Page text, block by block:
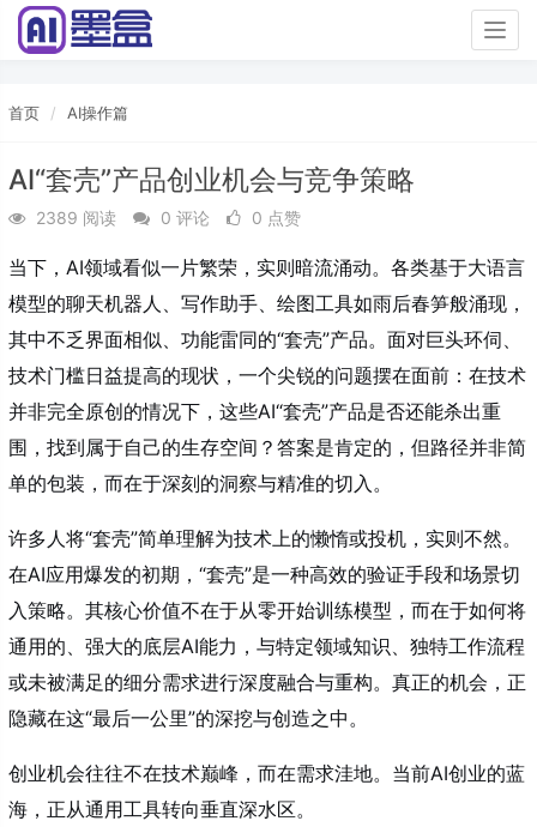
首页 AI操作篇
AI“套壳”产品创业机会与竞争策略
2389 阅读 0 评论 0 点赞
当下，AI领域看似一片繁荣，实则暗流涌动。各类基于大语言
模型的聊天机器人、写作助手、绘图工具如雨后春笋般涌现，
其中不乏界面相似、功能雷同的“套壳”产品。面对巨头环伺、
技术门槛日益提高的现状，一个尖锐的问题摆在面前：在技术
并非完全原创的情况下，这些AI“套壳”产品是否还能杀出重
围，找到属于自己的生存空间？答案是肯定的，但路径并非简
单的包装，而在于深刻的洞察与精准的切入。
许多人将“套壳”简单理解为技术上的懒惰或投机，实则不然。
在AI应用爆发的初期，“套壳”是一种高效的验证手段和场景切
入策略。其核心价值不在于从零开始训练模型，而在于如何将
通用的、强大的底层AI能力，与特定领域知识、独特工作流程
或未被满足的细分需求进行深度融合与重构。真正的机会，正
隐藏在这“最后一公里”的深挖与创造之中。
创业机会往往不在技术巅峰，而在需求洼地。当前AI创业的蓝
海，正从通用工具转向垂直深水区。